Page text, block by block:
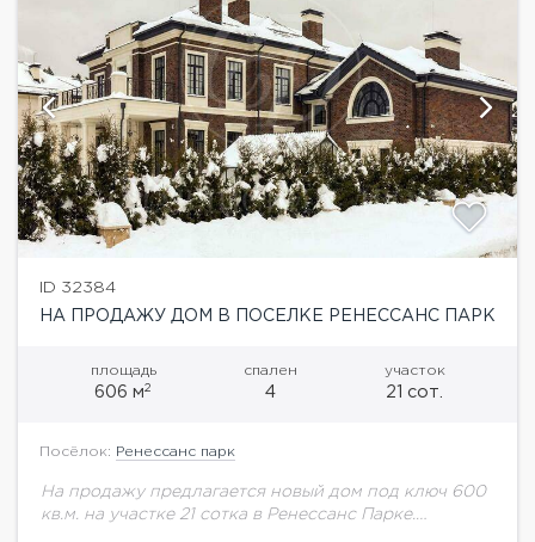
ID 32384
НА ПРОДАЖУ ДОМ В ПОСЕЛКЕ РЕНЕССАНС ПАРК
площадь
606 м2
спален
4
участок
21 сот.
Посёлок: Ренессанс парк
На продажу предлагается новый дом под ключ 600
кв.м. на участке 21 сотка в Ренессанс Парке.